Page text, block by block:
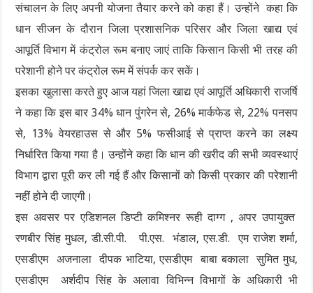
संचालन के लिए अपनी योजना तैयार करने को कहा हैं। उन्होंने कहा कि
धान सीजन के दौरान जिला प्रशासनिक परिसर और जिला खाद्य एवं
आपूर्ति विभाग में कंट्रोल रूम बनाए जाएं ताकि किसान किसी भी तरह की
परेशानी होने पर कंट्रोल रूम में संपर्क कर सकें।
इसका खुलासा करते हुए आज यहां जिला खाद्य एवं आपूर्ति अधिकारी राजर्षि
ने कहा कि इस बार 34% धान पुंगरेन से, 26% मार्कफेड से, 22% पनसप
से, 13% वेयरहाउस से और 5% फसीआई से प्राप्त करने का लक्ष्य
निर्धारित किया गया है। उन्होंने कहा कि धान की खरीद की सभी व्यवस्थाएं
विभाग द्वारा पूरी कर ली गई हैं और किसानों को किसी प्रकार की परेशानी
नहीं होने दी जाएगी।
इस अवसर पर एडिशनल डिप्टी कमिश्नर रूही दाग्ग , अपर उपायुक्त
रणबीर सिंह मुधल, डी.सी.पी. पी.एस. भंडाल, एस.डी. एम राजेश शर्मा,
एसडीएम अजनाला दीपक भाटिया, एसडीएम बाबा बकाला सुमित मुध,
एसडीएम अर्शदीप सिंह के अलावा विभिन्न विभागों के अधिकारी भी